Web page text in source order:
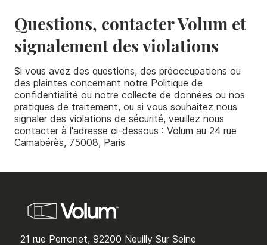
Questions, contacter Volum et
signalement des violations
Si vous avez des questions, des préoccupations ou
des plaintes concernant notre Politique de
confidentialité ou notre collecte de données ou nos
pratiques de traitement, ou si vous souhaitez nous
signaler des violations de sécurité, veuillez nous
contacter à l'adresse ci-dessous : Volum au 24 rue
Camabérès, 75008, Paris
21 rue Perronet, 92200 Neuilly Sur Seine